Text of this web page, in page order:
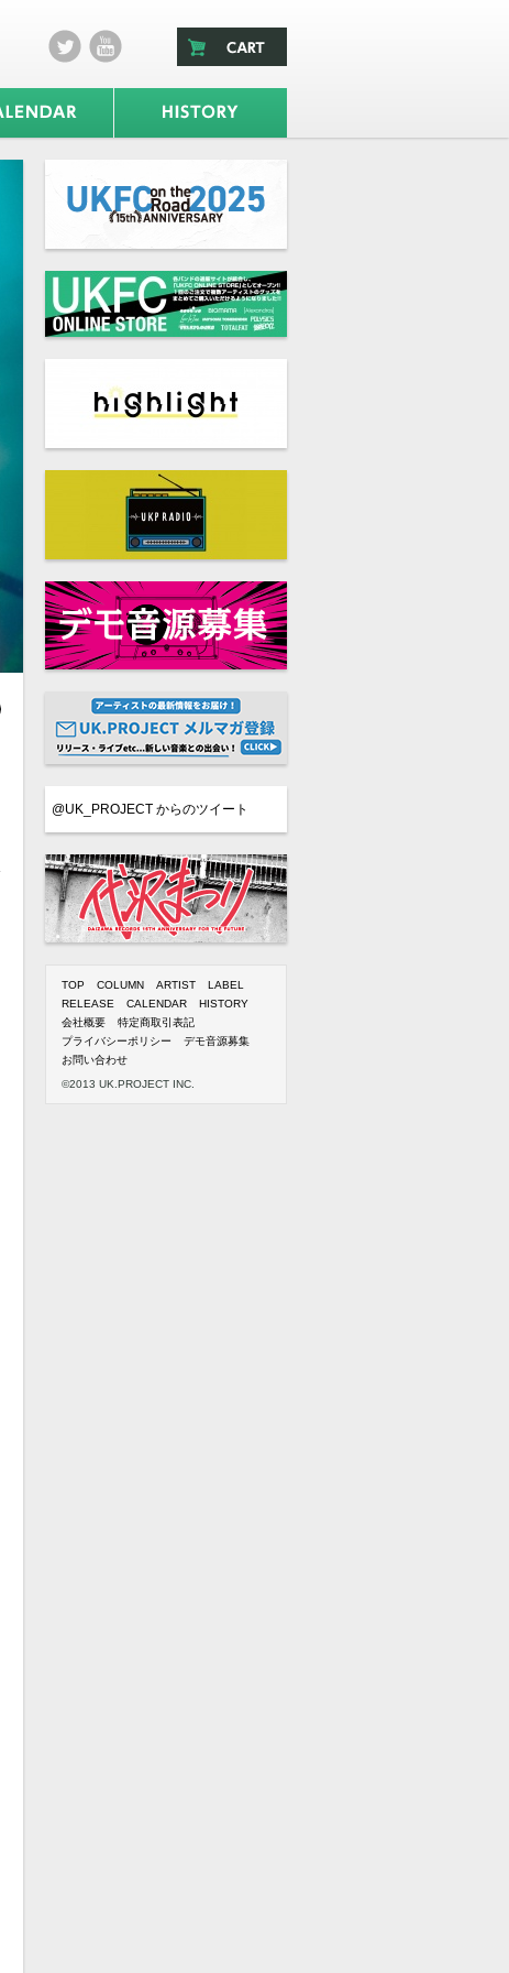
@UK_PROJECT からのツイート
TOP COLUMN ARTIST
LABEL
RELEASE
CALENDAR
HISTORY
会社概要
特定商取引表記
プライバシーポリシー
デモ音源募集
お問い合わせ
©2013 UK.PROJECT INC.